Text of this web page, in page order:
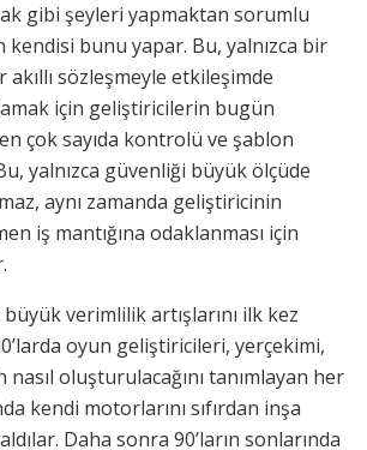
gibi şeyleri yapmaktan sorumlu
bunu yapar. Bu, yalnızca bir
sözleşmeyle etkileşimde
için geliştiricilerin bugün
çok sayıda kontrolü ve şablon
yalnızca güvenliği büyük ölçüde
aynı zamanda geliştiricinin
iş mantığına odaklanması için
verimlilik artışlarını ilk kez
oyun geliştiricileri, yerçekimi,
oluşturulacağını tanımlayan her
kendi motorlarını sıfırdan inşa
Daha sonra 90’ların sonlarında